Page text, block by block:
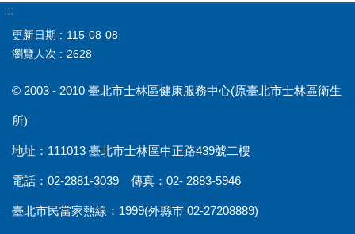
:::
更新日期
115-08-08
瀏覽人次
2628
© 2003 - 2010 臺北市士林區健康服務中心(原臺北市士林區衛生
所)
地址：111013 臺北市士林區中正路439號二樓
電話：02-2881-3039 傳真：02- 2883-5946
臺北市民當家熱線：1999(外縣市 02-27208889)